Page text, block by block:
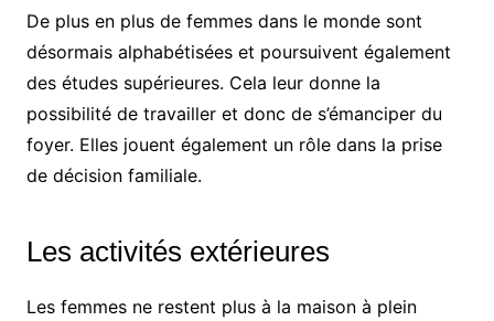
De plus en plus de femmes dans le monde sont
désormais alphabétisées et poursuivent également
des études supérieures. Cela leur donne la
possibilité de travailler et donc de s’émanciper du
foyer. Elles jouent également un rôle dans la prise
de décision familiale.
Les activités extérieures
Les femmes ne restent plus à la maison à plein